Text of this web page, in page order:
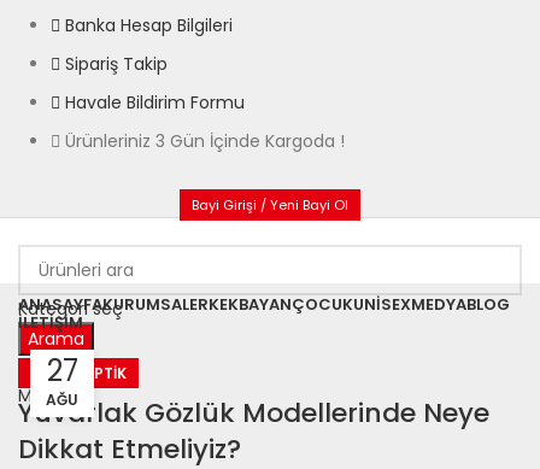
Banka Hesap Bilgileri
Sipariş Takip
Havale Bildirim Formu
Ürünleriniz 3 Gün İçinde Kargoda !
Bayi Girişi / Yeni Bayi Ol
Kategori seç
Arama
Giriş / Kayıt
Menü
ANASAYFAKURUMSALERKEKBAYANÇOCUKUNISEXMEDYABLOG
İLETIŞIM
27
AĞU
KUTLU OPTIK
Yuvarlak Gözlük Modellerinde Neye
Dikkat Etmeliyiz?